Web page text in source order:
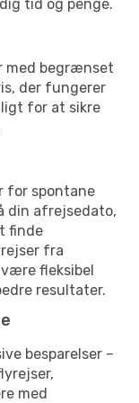
tid og penge.
med begrænset
der fungerer
for at sikre
for spontane
din afrejsedato,
finde
fra
fleksibel
resultater.
besparelser –
med